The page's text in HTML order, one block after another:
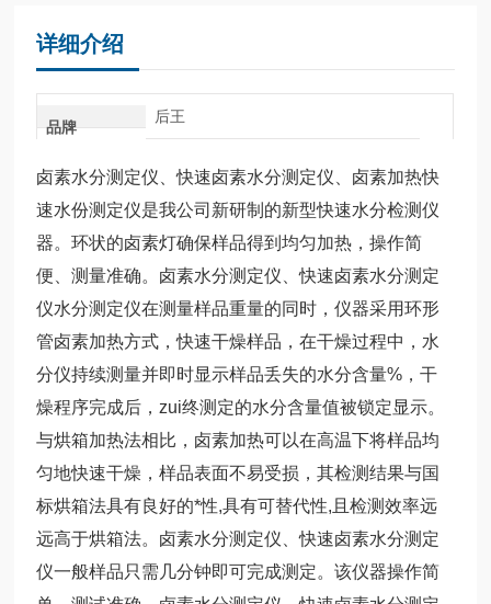
详细介绍
品牌
后王
卤素水分测定仪、快速卤素水分测定仪、卤素加热快
速水份测定仪是我公司新研制的新型快速水分检测仪
器。环状的卤素灯确保样品得到均匀加热，操作简
便、测量准确。卤素水分测定仪、快速卤素水分测定
仪水分测定仪在测量样品重量的同时，仪器采用环形
管卤素加热方式，快速干燥样品，在干燥过程中，水
分仪持续测量并即时显示样品丢失的水分含量%，干
燥程序完成后，zui终测定的水分含量值被锁定显示。
与烘箱加热法相比，卤素加热可以在高温下将样品均
匀地快速干燥，样品表面不易受损，其检测结果与国
标烘箱法具有良好的*性,具有可替代性,且检测效率远
远高于烘箱法。卤素水分测定仪、快速卤素水分测定
仪一般样品只需几分钟即可完成测定。该仪器操作简